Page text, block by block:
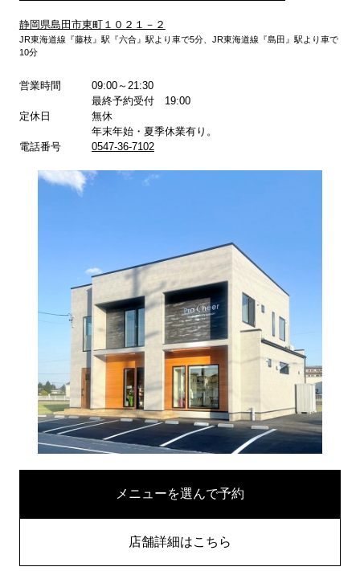
静岡県島田市東町１０２１－２
JR東海道線『藤枝』駅『六合』駅より車で5分、JR東海道線『島田』駅より車で
10分
営業時間
09:00～21:30
最終予約受付 19:00
定休日
無休
年末年始・夏季休業有り。
電話番号
0547-36-7102
メニューを選んで予約
店舗詳細はこちら